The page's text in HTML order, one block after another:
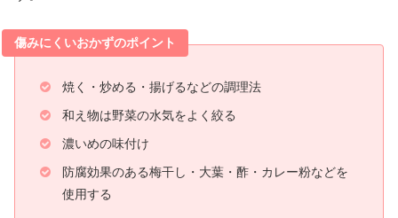
傷みにくいおかずのポイント
焼く・炒める・揚げるなどの調理法
和え物は野菜の水気をよく絞る
濃いめの味付け
防腐効果のある梅干し・大葉・酢・カレー粉などを
使用する